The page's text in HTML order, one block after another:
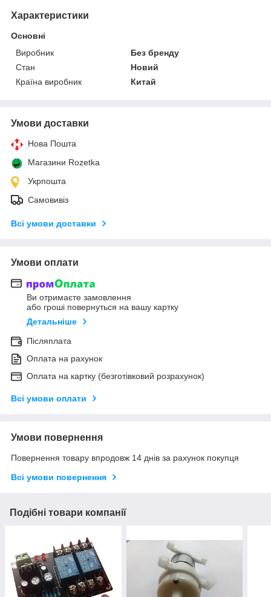
Характеристики
Основні
Виробник
Без бренду
Стан
Новий
Країна виробник
Китай
Умови доставки
Нова Пошта
Магазини Rozetka
Укрпошта
Самовивіз
Всі умови доставки
Умови оплати
Ви отримаєте замовлення
або гроші повернуться на вашу картку
Детальніше
Післяплата
Оплата на рахунок
Оплата на картку (безготівковий розрахунок)
Всі умови оплати
Умови повернення
Повернення товару впродовж 14 днів за рахунок покупця
Всі умови повернення
Подібні товари компанії